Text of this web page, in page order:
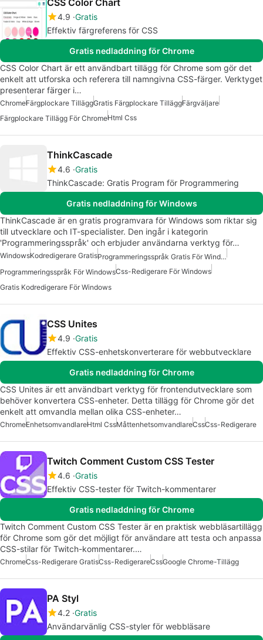
CSS Color Chart
4.9 Gratis
Effektiv färgreferens för CSS
Gratis nedladdning för Chrome
CSS Color Chart är ett användbart tillägg för Chrome som gör det
enkelt att utforska och referera till namngivna CSS-färger. Verktyget
presenterar färger i…
ChromeFärgplockare TilläggGratis Färgplockare TilläggFärgväljare
Färgplockare Tillägg För ChromeHtml Css
ThinkCascade
4.6 Gratis
ThinkCascade: Gratis Program för Programmering
Gratis nedladdning för Windows
ThinkCascade är en gratis programvara för Windows som riktar sig
till utvecklare och IT-specialister. Den ingår i kategorin
'Programmeringsspråk' och erbjuder användarna verktyg för…
WindowsKodredigerare Gratis
Programmeringsspråk Gratis För Windows
Programmeringsspråk För WindowsCss-Redigerare För Windows
Gratis Kodredigerare För Windows
CSS Unites
4.9 Gratis
Effektiv CSS-enhetskonverterare för webbutvecklare
Gratis nedladdning för Chrome
CSS Unites är ett användbart verktyg för frontendutvecklare som
behöver konvertera CSS-enheter. Detta tillägg för Chrome gör det
enkelt att omvandla mellan olika CSS-enheter…
ChromeEnhetsomvandlareHtml CssMåttenhetsomvandlareCssCss-Redigerare
Twitch Comment Custom CSS Tester
4.6 Gratis
Effektiv CSS-tester för Twitch-kommentarer
Gratis nedladdning för Chrome
Twitch Comment Custom CSS Tester är en praktisk webbläsartillägg
för Chrome som gör det möjligt för användare att testa och anpassa
CSS-stilar för Twitch-kommentarer.…
ChromeCss-Redigerare GratisCss-RedigerareCssGoogle Chrome-Tillägg
PA Styl
4.2 Gratis
Användarvänlig CSS-styler för webbläsare